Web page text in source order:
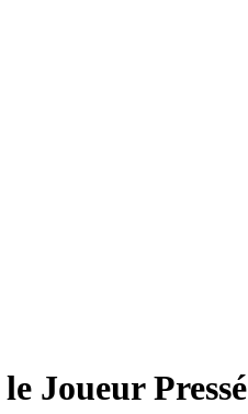
Joueur Pressé